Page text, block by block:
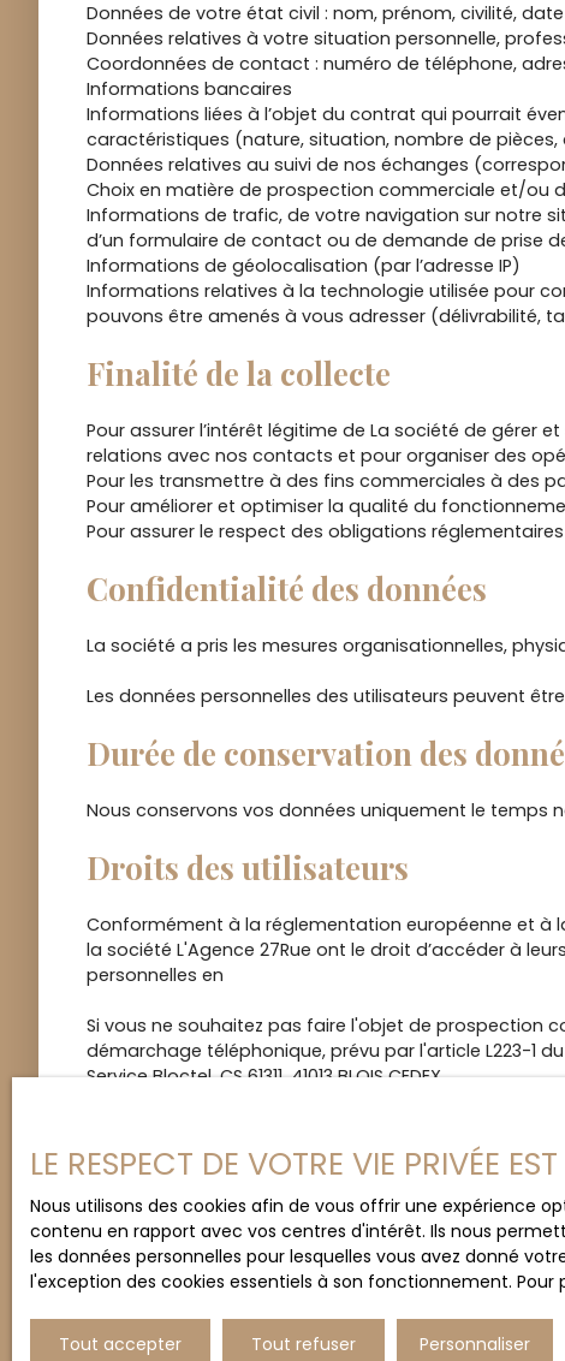
Données de votre état civil : nom, prénom, civilité,
Données relatives à votre situation personnelle,
Coordonnées de contact : numéro de téléphone,
Informations bancaires
Informations liées à l’objet du contrat qui pourrait
caractéristiques (nature, situation, nombre de
Données relatives au suivi de nos échanges
Choix en matière de prospection commerciale et/ou
Informations de trafic, de votre navigation sur notre
d’un formulaire de contact ou de demande de prise
Informations de géolocalisation (par l’adresse IP)
Informations relatives à la technologie utilisée pour
pouvons être amenés à vous adresser (délivrabilité,
Finalité de la collecte
Pour assurer l’intérêt légitime de La société de gérer
relations avec nos contacts et pour organiser des
Pour les transmettre à des fins commerciales à des
Pour améliorer et optimiser la qualité du
Pour assurer le respect des obligations réglementaires
Confidentialité des données
La société a pris les mesures organisationnelles,
Les données personnelles des utilisateurs peuvent
Durée de conservation des
Nous conservons vos données uniquement le temps
Droits des utilisateurs
Conformément à la réglementation européenne et à
la société L'Agence 27Rue ont le droit d’accéder à
personnelles en
Si vous ne souhaitez pas faire l'objet de prospection
démarchage téléphonique, prévu par l'article L223-1
Service Bloctel, CS 61311, 41013 BLOIS CEDEX.
agence@27rue.com
+33 5 62 80 25 29
Cookies
Lors de la consultation du site, des informations
navigateur. Par l’identification de votre terminal ils
une durée de validité fixe.
LE RESPECT DE VOTRE VIE PRIVÉE
Nous utilisons des cookies afin de vous offrir une expérience
contenu en rapport avec vos centres d'intérêt. Ils nous
les données personnelles pour lesquelles vous avez donné
l'exception des cookies essentiels à son fonctionnement.
Tout accepter Tout refuser Personnaliser